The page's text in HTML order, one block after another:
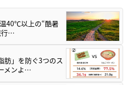
40℃以上の“酷暑
行…
肪」を防ぐ3つのス
メンよ…